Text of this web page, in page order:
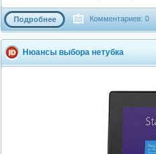
Подробнее Комментариев: 0
Нюансы выбора нетубка